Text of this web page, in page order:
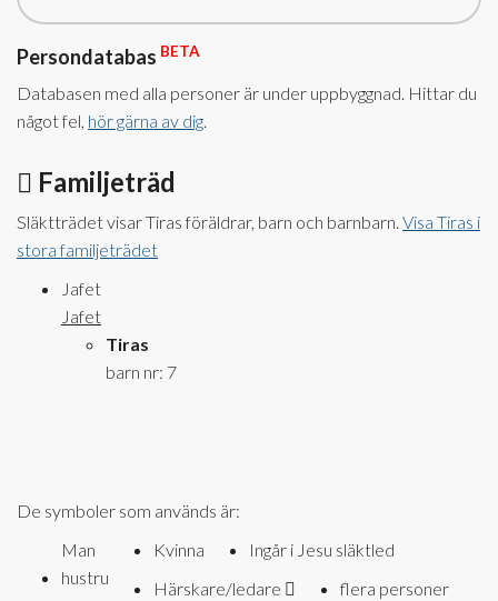
Persondatabas BETA
Databasen med alla personer är under uppbyggnad. Hittar du
något fel, hör gärna av dig.
Familjeträd
Släktträdet visar Tiras föräldrar, barn och barnbarn. Visa Tiras i
stora familjeträdet
Jafet
Jafet
Tiras
barn nr: 7
De symboler som används är:
Man
hustru
Kvinna
Ingår i Jesu släktled
Härskare/ledare
flera personer